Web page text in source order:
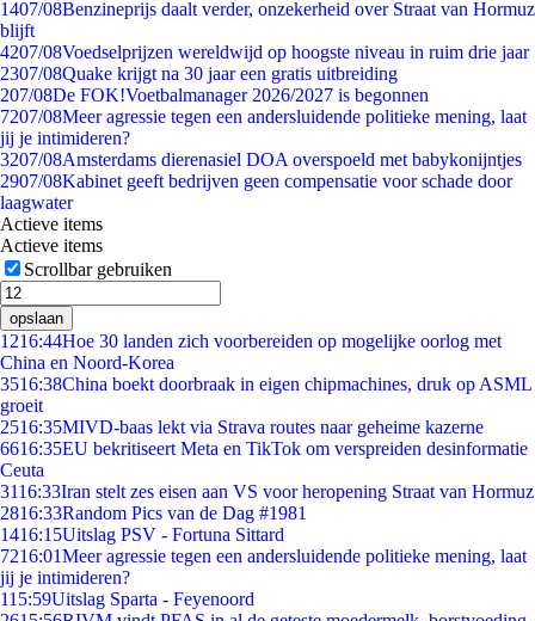
1407/08Benzineprijs daalt verder, onzekerheid over Straat van Hormuz
blijft
4207/08Voedselprijzen wereldwijd op hoogste niveau in ruim drie jaar
2307/08Quake krijgt na 30 jaar een gratis uitbreiding
207/08De FOK!Voetbalmanager 2026/2027 is begonnen
7207/08Meer agressie tegen een andersluidende politieke mening, laat
jij je intimideren?
3207/08Amsterdams dierenasiel DOA overspoeld met babykonijntjes
2907/08Kabinet geeft bedrijven geen compensatie voor schade door
laagwater
Actieve items
Actieve items
Scrollbar gebruiken
opslaan
1216:44Hoe 30 landen zich voorbereiden op mogelijke oorlog met
China en Noord-Korea
3516:38China boekt doorbraak in eigen chipmachines, druk op ASML
groeit
2516:35MIVD-baas lekt via Strava routes naar geheime kazerne
6616:35EU bekritiseert Meta en TikTok om verspreiden desinformatie
Ceuta
3116:33Iran stelt zes eisen aan VS voor heropening Straat van Hormuz
2816:33Random Pics van de Dag #1981
1416:15Uitslag PSV - Fortuna Sittard
7216:01Meer agressie tegen een andersluidende politieke mening, laat
jij je intimideren?
115:59Uitslag Sparta - Feyenoord